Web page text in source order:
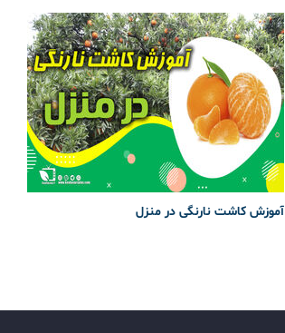
آموزش کاشت نارنگی در منزل